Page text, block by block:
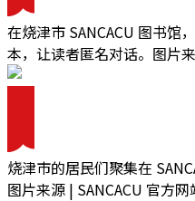
在烧津市 SANCACU 图书馆
本，让读者匿名对话。图片
烧津市的居民们聚集在
图片来源 | SANCACU 官方网